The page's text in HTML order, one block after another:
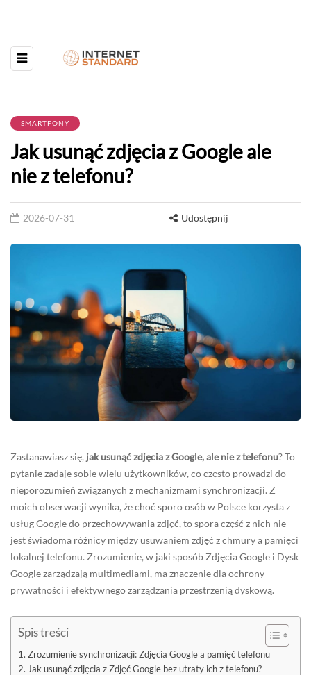
SMARTFONY
Jak usunąć zdjęcia z Google ale
nie z telefonu?
2026-07-31 Udostępnij
Zastanawiasz się, jak usunąć zdjęcia z Google, ale nie z telefonu? To
pytanie zadaje sobie wielu użytkowników, co często prowadzi do
nieporozumień związanych z mechanizmami synchronizacji. Z
moich obserwacji wynika, że choć sporo osób w Polsce korzysta z
usług Google do przechowywania zdjęć, to spora część z nich nie
jest świadoma różnicy między usuwaniem zdjęć z chmury a pamięci
lokalnej telefonu. Zrozumienie, w jaki sposób Zdjęcia Google i Dysk
Google zarządzają multimediami, ma znaczenie dla ochrony
prywatności i efektywnego zarządzania przestrzenią dyskową.
Spis treści
Zrozumienie synchronizacji: Zdjęcia Google a pamięć telefonu
Jak usunąć zdjęcia z Zdjęć Google bez utraty ich z telefonu?